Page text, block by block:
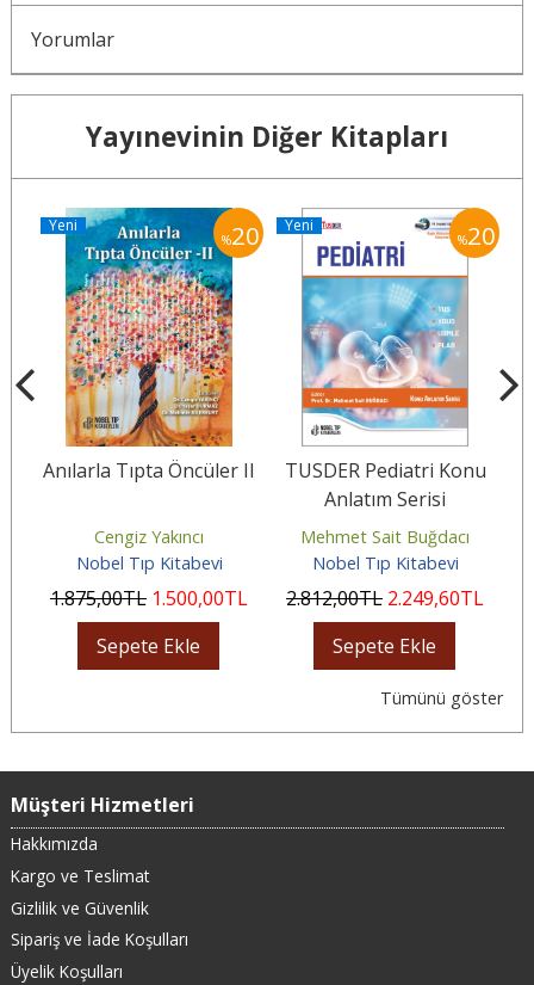
Yorumlar
Yayınevinin Diğer Kitapları
%20
Yeni
Anılarla Tıpta Öncüler II
Cengiz Yakıncı
Nobel Tıp Kitabevi
1.875,00TL 1.500,00TL
Sepete Ekle
%20
Yeni
TUSDER Pediatri Konu
Anlatım Serisi
Mehmet Sait Buğdacı
Nobel Tıp Kitabevi
2.812,00TL 2.249,60TL
Sepete Ekle
Tümünü göster
Müşteri Hizmetleri
Hakkımızda
Kargo ve Teslimat
Gizlilik ve Güvenlik
Sipariş ve İade Koşulları
Üyelik Koşulları